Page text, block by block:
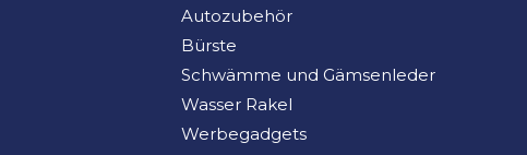
Autozubehör
Bürste
Schwämme und Gämsenleder
Wasser Rakel
Werbegadgets